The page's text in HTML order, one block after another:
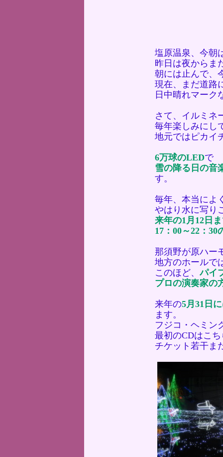
塩原温泉、今朝
昨日は夜からま
朝には止んで、
現在、まだ道路
日中晴れマーク
さて、イルミネ
毎年楽しみにし
地元ではピカイ
6万球のLEDで
雪の降る日の音
す。
毎年、本当によ
やはり水に写り
来年の1月12日
17：00～22：30
那須野が原ハー
地方のホールで
このほど、パイ
プロの演奏家の
来年の5月31日
ます。
フジコ・ヘミン
最初のCDはこ
チケット若干ま